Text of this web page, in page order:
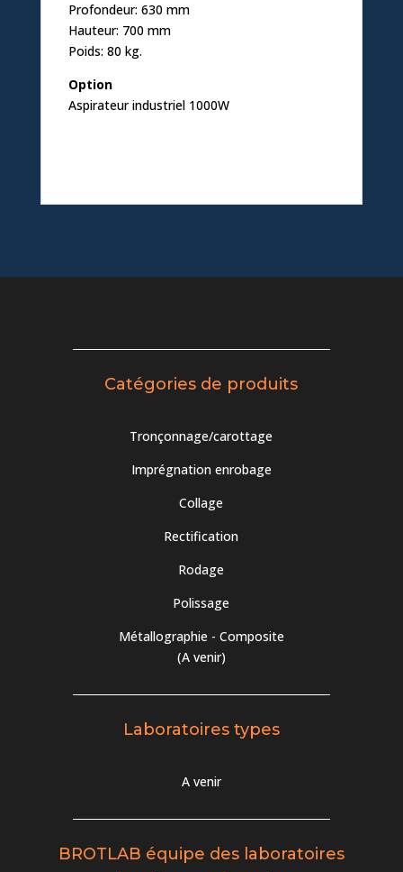
Profondeur: 630 mm
Hauteur: 700 mm
Poids: 80 kg.
Option
Aspirateur industriel 1000W
Catégories de produits
Tronçonnage/carottage
Imprégnation enrobage
Collage
Rectification
Rodage
Polissage
Métallographie - Composite
(A venir)
Laboratoires types
A venir
BROTLAB équipe des laboratoires